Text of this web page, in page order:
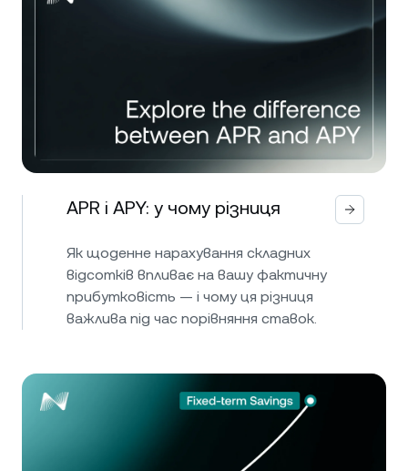
APR і APY: у чому різниця
Як щоденне нарахування складних
відсотків впливає на вашу фактичну
прибутковість — і чому ця різниця
важлива під час порівняння ставок.